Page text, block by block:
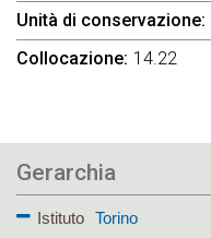
Unità di conservazione
Collocazione 14.22
Gerarchia
Istituto
Torino